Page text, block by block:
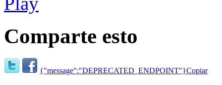
Comparte esto
{"message":"DEPRECATED_ENDPOINT"}Copiar